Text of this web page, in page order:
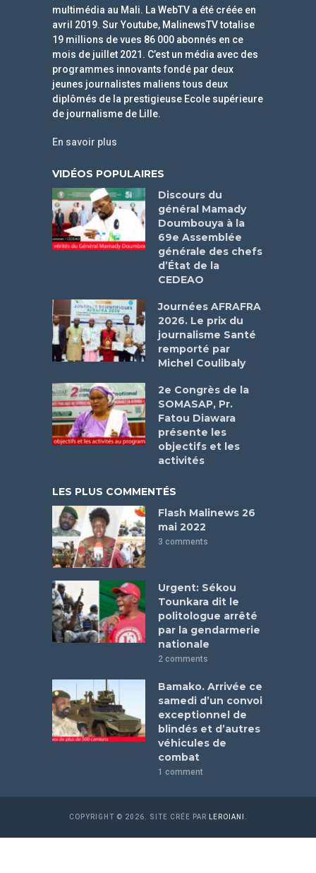
multimédia au Mali. La WebTV a été créée en
avril 2019. Sur Youtube, MalinewsTV totalise
19 millions de vues 86 000 abonnés en ce
mois de juillet 2021. C’est un média avec des
programmes innovants fondé par deux
jeunes journalistes maliens tous deux
diplômés de la prestigieuse Ecole supérieure
de journalisme de Lille.
En savoir plus
VIDÉOS POPULAIRES
Discours du
général Mamady
Doumbouya à la
69e Assemblée
générale des chefs
d’État de la
CEDEAO
Journées AFRAFRA
2026. Le prix du
journalisme Santé
remporté par
Michel Coulibaly
2e Congrès de la
SOMASAP, Pr.
Fatou Diawara
présente les
objectifs et les
activités
LES PLUS COMMENTÉS
Flash Malinews 26
mai 2022
3 comments
Urgent: Sékou
Tounkara dit le
politologue arrêté
par la gendarmerie
nationale
2 comments
Bamako. Arrivée ce
samedi d’un convoi
exceptionnel de
blindés et d’autres
véhicules de
combat
1 comment
COPYRIGHT © 2026. SITE CRÉE PAR LEROIANI